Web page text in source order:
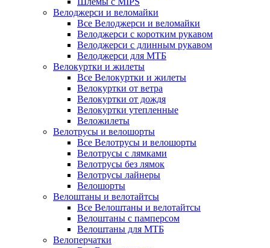
Велоджерси и веломайки
Все Велоджерси и веломайки
Велоджерси с коротким рукавом
Велоджерси с длинным рукавом
Велоджерси для МТБ
Велокуртки и жилеты
Все Велокуртки и жилеты
Велокуртки от ветра
Велокуртки от дождя
Велокуртки утепленные
Веложилеты
Велотрусы и велошорты
Все Велотрусы и велошорты
Велотрусы с лямками
Велотрусы без лямок
Велотрусы лайнеры
Велошорты
Велоштаны и велотайтсы
Все Велоштаны и велотайтсы
Велоштаны с памперсом
Велоштаны для МТБ
Велоперчатки